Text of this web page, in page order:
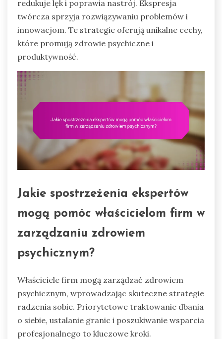
redukuje lęk i poprawia nastrój. Ekspresja
twórcza sprzyja rozwiązywaniu problemów i
innowacjom. Te strategie oferują unikalne cechy,
które promują zdrowie psychiczne i
produktywność.
Jakie spostrzeżenia ekspertów
mogą pomóc właścicielom firm w
zarządzaniu zdrowiem
psychicznym?
Właściciele firm mogą zarządzać zdrowiem
psychicznym, wprowadzając skuteczne strategie
radzenia sobie. Priorytetowe traktowanie dbania
o siebie, ustalanie granic i poszukiwanie wsparcia
profesjonalnego to kluczowe kroki.